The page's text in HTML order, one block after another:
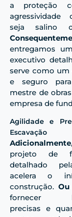
a proteção
agressividade
seja salino
entregamos
executivo
serve como um
e seguro
mestre de
empresa de
Agilidade e
Escavação
Adicionalmente
projeto de
detalhado
acelera o
construção.
fornecer
precisas e